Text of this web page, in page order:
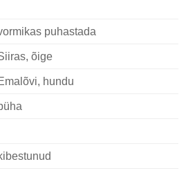
puhastada
õige
hundu